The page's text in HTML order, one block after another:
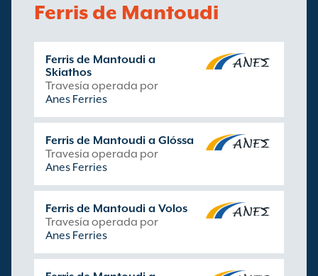
Ferris de Mantoudi
Ferris de Mantoudi a
Skiathos
Travesía operada por
Anes Ferries
Ferris de Mantoudi a Glóssa
Travesía operada por
Anes Ferries
Ferris de Mantoudi a Volos
Travesía operada por
Anes Ferries